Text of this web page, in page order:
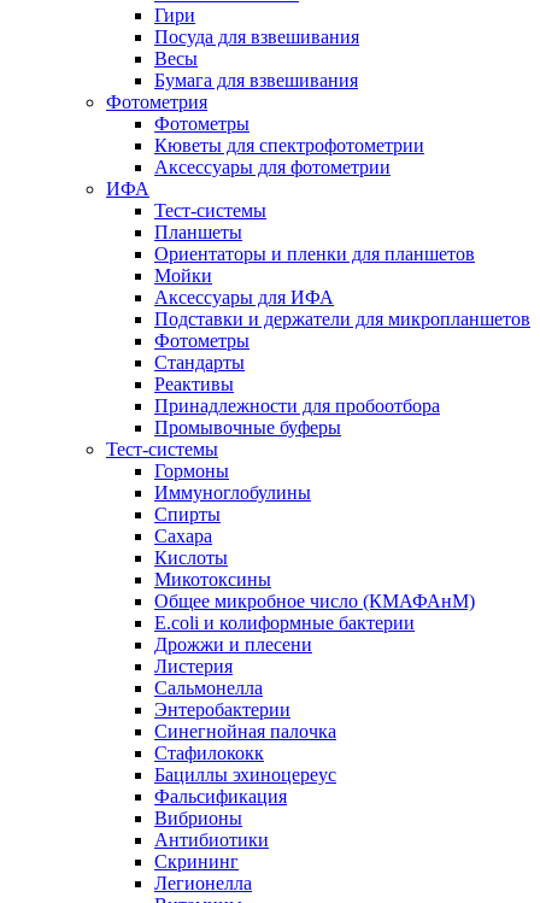
Гири
Посуда для взвешивания
Весы
Бумага для взвешивания
Фотометрия
Фотометры
Кюветы для спектрофотометрии
Аксессуары для фотометрии
ИФА
Тест-системы
Планшеты
Ориентаторы и пленки для планшетов
Мойки
Аксессуары для ИФА
Подставки и держатели для микропланшетов
Фотометры
Стандарты
Реактивы
Принадлежности для пробоотбора
Промывочные буферы
Тест-системы
Гормоны
Иммуноглобулины
Спирты
Сахара
Кислоты
Микотоксины
Общее микробное число (КМАФАнМ)
E.coli и колиформные бактерии
Дрожжи и плесени
Листерия
Сальмонелла
Энтеробактерии
Синегнойная палочка
Стафилококк
Бациллы эхиноцереус
Фальсификация
Вибрионы
Антибиотики
Скрининг
Легионелла